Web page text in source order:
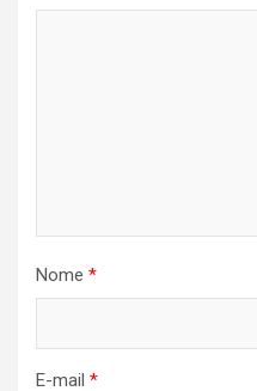
Nome *
E-mail *